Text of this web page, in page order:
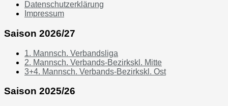
Datenschutzerklärung
Impressum
Saison 2026/27
1. Mannsch. Verbandsliga
2. Mannsch. Verbands-Bezirkskl. Mitte
3+4. Mannsch. Verbands-Bezirkskl. Ost
Saison 2025/26